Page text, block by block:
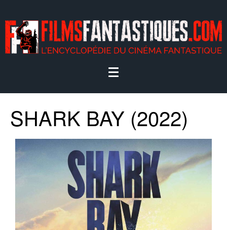
SHARK BAY (2022)